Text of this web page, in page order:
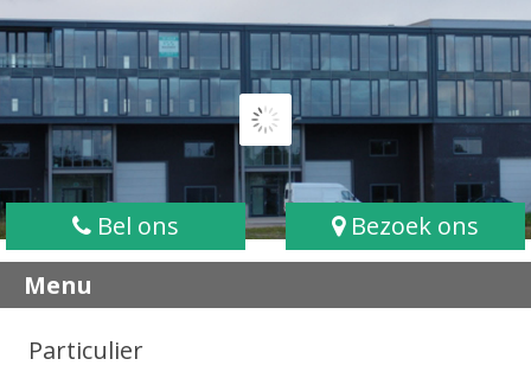
Bel ons
Bezoek ons
Menu
Particulier